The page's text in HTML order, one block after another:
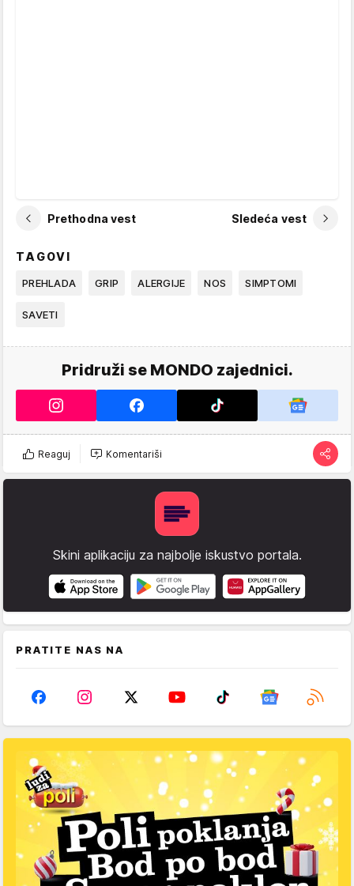
Prethodna vest Sledeća vest
TAGOVI
PREHLADA GRIP ALERGIJE NOS SIMPTOMI
SAVETI
Pridruži se MONDO zajednici.
Reaguj Komentariši
Skini aplikaciju za najbolje iskustvo portala.
PRATITE NAS NA